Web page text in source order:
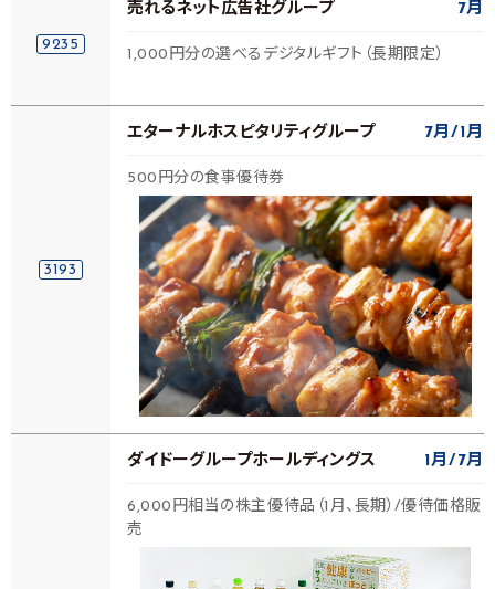
9235
売れるネット広告社グループ 7月
1,000円分の選べるデジタルギフト（長期限定）
3193
エターナルホスピタリティグループ 7月 1月
500円分の食事優待券
ダイドーグループホールディングス 1月 7月
6,000円相当の株主優待品（1月、長期）/優待価格販
売